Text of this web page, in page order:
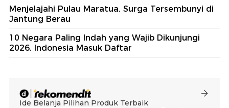
Menjelajahi Pulau Maratua, Surga Tersembunyi di
Jantung Berau
10 Negara Paling Indah yang Wajib Dikunjungi
2026, Indonesia Masuk Daftar